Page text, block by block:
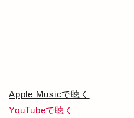
Apple Musicで聴く
YouTubeで聴く